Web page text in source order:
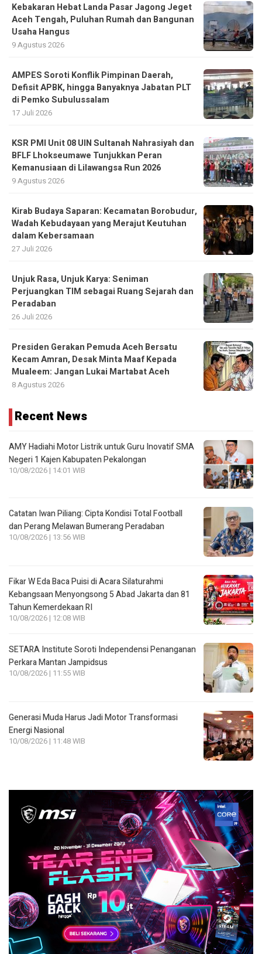
Kebakaran Hebat Landa Pasar Jagong Jeget
Aceh Tengah, Puluhan Rumah dan Bangunan
Usaha Hangus
9 Agustus 2026
AMPES Soroti Konflik Pimpinan Daerah,
Defisit APBK, hingga Banyaknya Jabatan PLT
di Pemko Subulussalam
17 Juli 2026
KSR PMI Unit 08 UIN Sultanah Nahrasiyah dan
BFLF Lhokseumawe Tunjukkan Peran
Kemanusiaan di Lilawangsa Run 2026
9 Agustus 2026
Kirab Budaya Saparan: Kecamatan Borobudur,
Wadah Kebudayaan yang Merajut Keutuhan
dalam Kebersamaan
27 Juli 2026
Unjuk Rasa, Unjuk Karya: Seniman
Perjuangkan TIM sebagai Ruang Sejarah dan
Peradaban
26 Juli 2026
Presiden Gerakan Pemuda Aceh Bersatu
Kecam Amran, Desak Minta Maaf Kepada
Mualeem: Jangan Lukai Martabat Aceh
8 Agustus 2026
Recent News
AMY Hadiahi Motor Listrik untuk Guru Inovatif SMA
Negeri 1 Kajen Kabupaten Pekalongan
10/08/2026 | 14:01 WIB
Catatan Iwan Piliang: Cipta Kondisi Total Football
dan Perang Melawan Bumerang Peradaban
10/08/2026 | 13:56 WIB
Fikar W Eda Baca Puisi di Acara Silaturahmi
Kebangsaan Menyongsong 5 Abad Jakarta dan 81
Tahun Kemerdekaan RI
10/08/2026 | 12:08 WIB
SETARA Institute Soroti Independensi Penanganan
Perkara Mantan Jampidsus
10/08/2026 | 11:55 WIB
Generasi Muda Harus Jadi Motor Transformasi
Energi Nasional
10/08/2026 | 11:48 WIB